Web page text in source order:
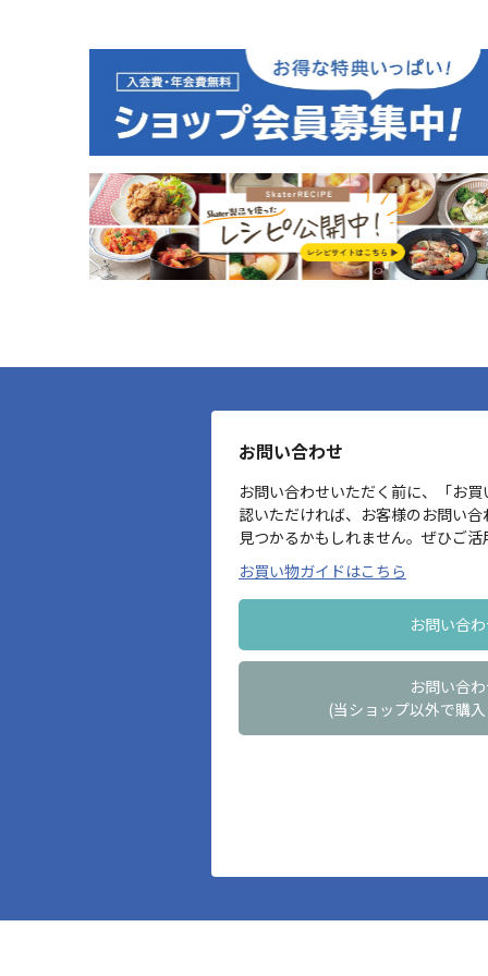
お問い合わせ
お問い合わせいただく前に、「お
認いただければ、お客様のお問い
見つかるかもしれません。ぜひご
お買い物ガイドはこちら
お問い合
お問い合
(当ショップ以外で購